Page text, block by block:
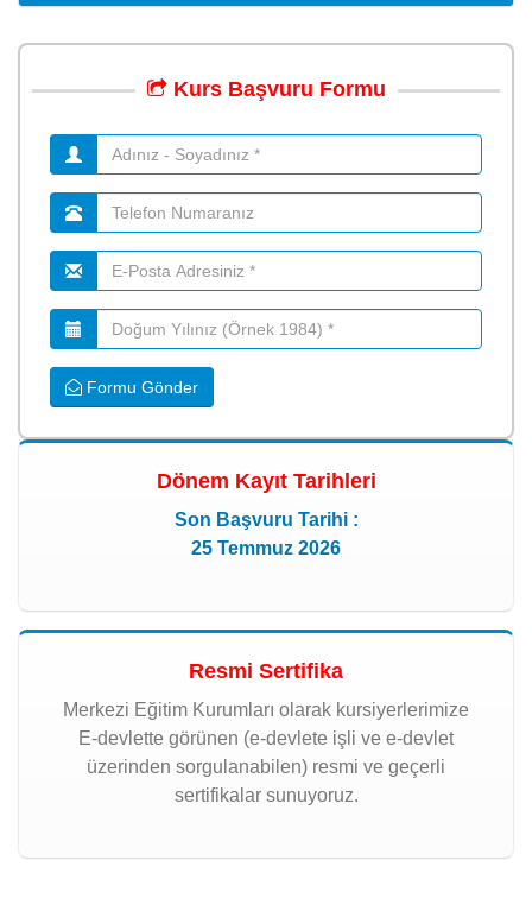
Kurs Başvuru Formu
Formu Gönder
Dönem Kayıt Tarihleri
Son Başvuru Tarihi :
25 Temmuz 2026
Resmi Sertifika
Merkezi Eğitim Kurumları olarak kursiyerlerimize
E-devlette görünen (e-devlete işli ve e-devlet
üzerinden sorgulanabilen) resmi ve geçerli
sertifikalar sunuyoruz.